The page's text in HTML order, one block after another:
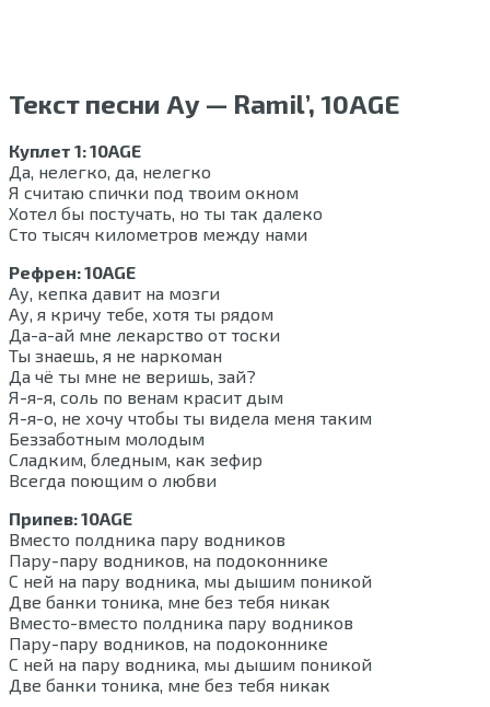
Текст песни Ау — Ramil’, 10AGE
Куплет 1: 10AGE
Да, нелегко, да, нелегко
Я считаю спички под твоим окном
Хотел бы постучать, но ты так далеко
Сто тысяч километров между нами
Рефрен: 10AGE
Ау, кепка давит на мозги
Ау, я кричу тебе, хотя ты рядом
Да-а-ай мне лекарство от тоски
Ты знаешь, я не наркоман
Да чё ты мне не веришь, зай?
Я-я-я, соль по венам красит дым
Я-я-о, не хочу чтобы ты видела меня таким
Беззаботным молодым
Сладким, бледным, как зефир
Всегда поющим о любви
Припев: 10AGE
Вместо полдника пару водников
Пару-пару водников, на подоконнике
С ней на пару водника, мы дышим поникой
Две банки тоника, мне без тебя никак
Вместо-вместо полдника пару водников
Пару-пару водников, на подоконнике
С ней на пару водника, мы дышим поникой
Две банки тоника, мне без тебя никак